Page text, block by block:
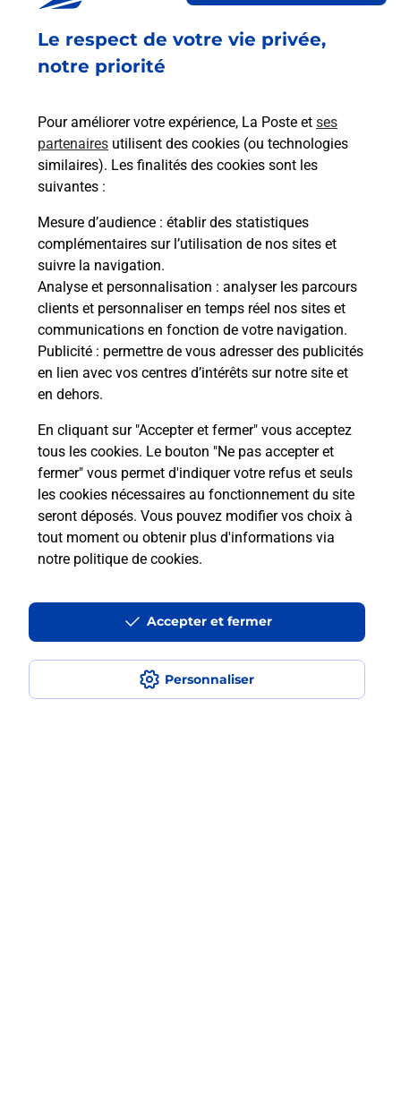
Le respect de votre vie privée,
notre priorité
Pour améliorer votre expérience, La Poste et ses
partenaires utilisent des cookies (ou technologies
similaires). Les finalités des cookies sont les
suivantes :
Mesure d’audience : établir des statistiques
complémentaires sur l’utilisation de nos sites et
suivre la navigation.
Analyse et personnalisation : analyser les parcours
clients et personnaliser en temps réel nos sites et
communications en fonction de votre navigation.
Publicité : permettre de vous adresser des publicités
en lien avec vos centres d’intérêts sur notre site et
en dehors.
En cliquant sur "Accepter et fermer" vous acceptez
tous les cookies. Le bouton "Ne pas accepter et
fermer" vous permet d'indiquer votre refus et seuls
les cookies nécessaires au fonctionnement du site
seront déposés. Vous pouvez modifier vos choix à
tout moment ou obtenir plus d'informations via
notre politique de cookies.
Personnaliser
Accepter et fermer
La Poste
en ligne
Questions fréquemment posées
Quel réseau utilise La Poste Mobile ?
Est-ce que je peux garder mon
numéro de mobile gratuitement ?
Est-ce que je peux bénéficier de la 5G
avec La Poste Mobile ?
Est-ce que je peux utiliser mon forfait
Est-ce que je peux payer mon iPhone
en plusieurs fois avec La Poste Mobile